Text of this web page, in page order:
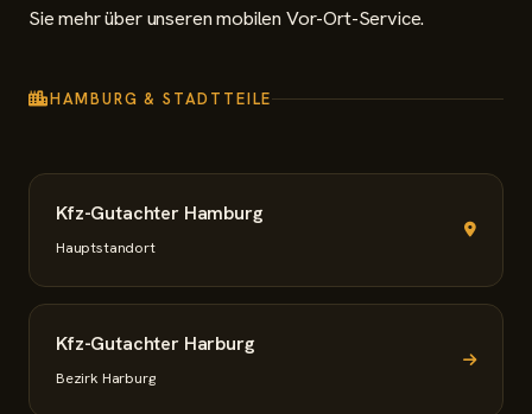
Sie mehr über unseren mobilen Vor-Ort-Service.
HAMBURG & STADTTEILE
Kfz-Gutachter Hamburg
Hauptstandort
Kfz-Gutachter Harburg
Bezirk Harburg